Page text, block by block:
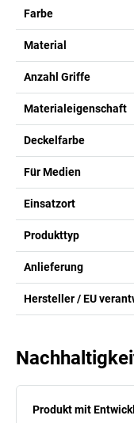
Farbe
Material
Anzahl Griffe
Materialeigenschaft
Deckelfarbe
Für Medien
Einsatzort
Produkttyp
Anlieferung
Hersteller / EU
Produkt mit